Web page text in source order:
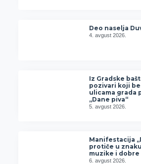
Deo naselja
4. avgust 2026.
Iz Gradske
pozivari koji
ulicama grada
„Dane piva“
5. avgust 2026.
Manifestacija
protiče u
muzike i dobre
6. avgust 2026.